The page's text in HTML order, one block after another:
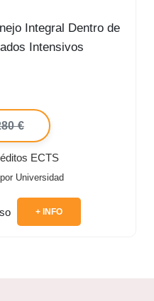
Integral Dentro de
Intensivos
€
ECTS
Universidad
+ INFO